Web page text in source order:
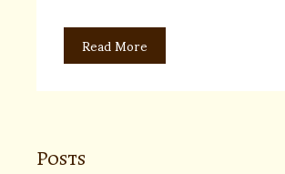
Read More
Posts